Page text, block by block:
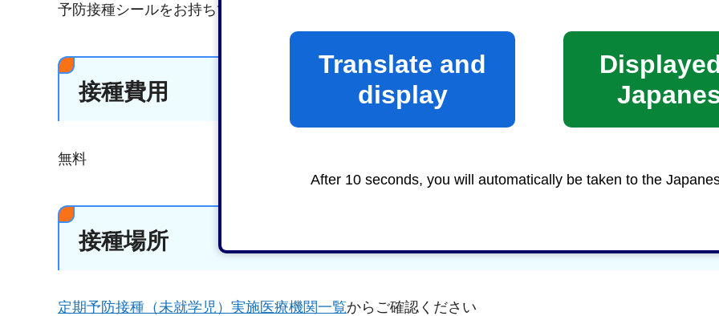
Translate and
display
After 10 seconds, you will automatically be taken to the
予防接種シールをお持ちでない方は、
接種費用
無料
接種場所
定期予防接種（未就学児） 実施医療機関一覧からご確認ください